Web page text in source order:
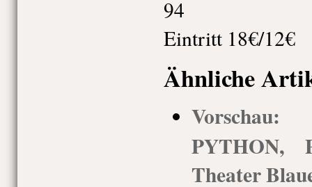
94
Eintritt 18€/12€
Ähnliche
Vorschau:
PYTHON,
Theater